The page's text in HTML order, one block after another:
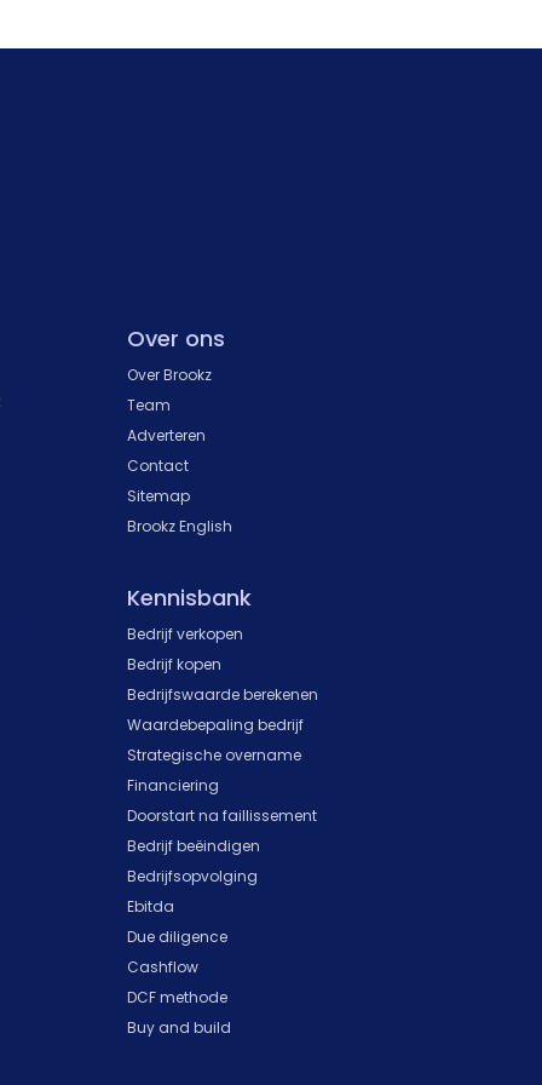
Over ons
Over Brookz
Team
Adverteren
Contact
Sitemap
Brookz English
Kennisbank
Bedrijf verkopen
Bedrijf kopen
Bedrijfswaarde berekenen
Waardebepaling bedrijf
Strategische overname
Financiering
Doorstart na faillissement
Bedrijf beëindigen
Bedrijfsopvolging
Ebitda
Due diligence
Cashflow
DCF methode
Buy and build